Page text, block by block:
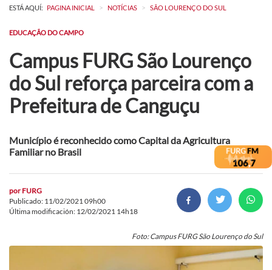
ESTÁ AQUÍ: PAGINA INICIAL > NOTÍCIAS > SÃO LOURENÇO DO SUL
EDUCAÇÃO DO CAMPO
Campus FURG São Lourenço
do Sul reforça parceira com a
Prefeitura de Canguçu
Município é reconhecido como Capital da Agricultura
Familiar no Brasil
por FURG
Publicado: 11/02/2021 09h00
Última modificación: 12/02/2021 14h18
Foto: Campus FURG São Lourenço do Sul